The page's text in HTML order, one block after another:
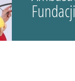
Fundacji